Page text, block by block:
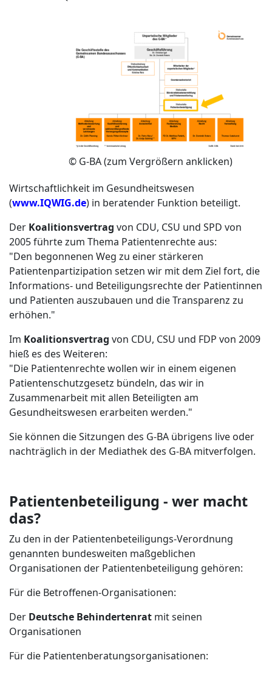
© G-BA (zum Vergrößern anklicken)
Wirtschaftlichkeit im Gesundheitswesen
(www.IQWIG.de) in beratender Funktion beteiligt.
Der Koalitionsvertrag von CDU, CSU und SPD von
2005 führte zum Thema Patientenrechte aus:
"Den begonnenen Weg zu einer stärkeren
Patientenpartizipation setzen wir mit dem Ziel fort, die
Informations- und Beteiligungsrechte der Patientinnen
und Patienten auszubauen und die Transparenz zu
erhöhen."
Im Koalitionsvertrag von CDU, CSU und FDP von 2009
hieß es des Weiteren:
"Die Patientenrechte wollen wir in einem eigenen
Patientenschutzgesetz bündeln, das wir in
Zusammenarbeit mit allen Beteiligten am
Gesundheitswesen erarbeiten werden."
Sie können die Sitzungen des G-BA übrigens live oder
nachträglich in der Mediathek des G-BA mitverfolgen.
Patientenbeteiligung - wer macht
das?
Zu den in der Patientenbeteiligungs-Verordnung
genannten bundesweiten maßgeblichen
Organisationen der Patientenbeteiligung gehören:
Für die Betroffenen-Organisationen:
Der Deutsche Behindertenrat mit seinen
Organisationen
Für die Patientenberatungsorganisationen: